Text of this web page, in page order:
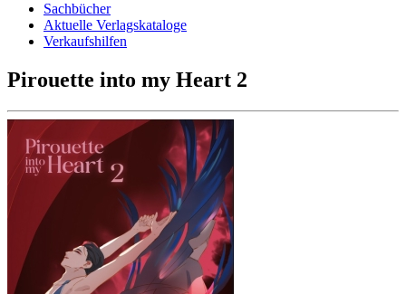
Sachbücher
Aktuelle Verlagskataloge
Verkaufshilfen
Pirouette into my Heart 2